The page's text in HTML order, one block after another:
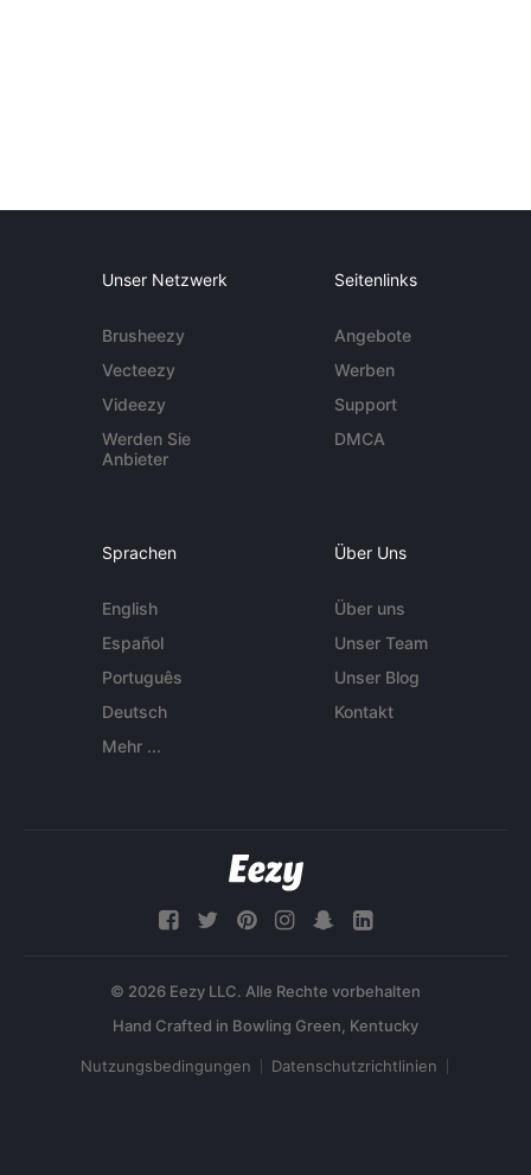
Unser Netzwerk
Brusheezy
Vecteezy
Videezy
Werden Sie
Anbieter
Seitenlinks
Angebote
Werben
Support
DMCA
Sprachen
English
Español
Português
Deutsch
Mehr ...
Über Uns
Über uns
Unser Team
Unser Blog
Kontakt
© 2026 Eezy LLC. Alle Rechte vorbehalten
Nutzungsbedingungen Datenschutzrichtlinien